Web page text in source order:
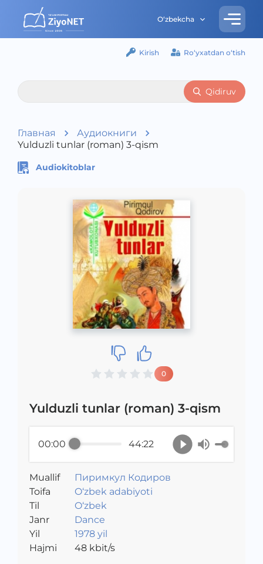
O‘zbekcha
Kirish Ro‘yxatdan o‘tish
Qidiruv
Главная
Аудиокниги
Yulduzli tunlar (roman) 3-qism
Audiokitoblar
0
Yulduzli tunlar (roman) 3-qism
00:00 44:22
Muallif
Пиримкул Кодиров
Toifa
O‘zbek adabiyoti
Til
O‘zbek
Janr
Dance
Yil
1978 yil
Hajmi
48kbit/s